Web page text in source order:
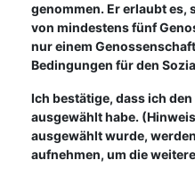
genommen. Er erlaubt es,
von mindestens fünf
nur einem
Bedingungen für den
Ich bestätige, dass ich
ausgewählt habe.
ausgewählt wurde,
aufnehmen, um die